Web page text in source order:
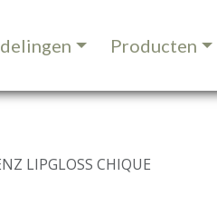
Producten
LIPGLOSS CHIQUE